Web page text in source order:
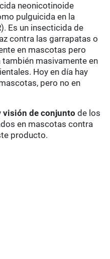
neonicotinoide
pulguicida en la
Es un insecticida de
contra las garrapatas o
en mascotas pero
también masivamente en
Hoy en día hay
pero no en
visión de conjunto de los
en mascotas contra
producto.